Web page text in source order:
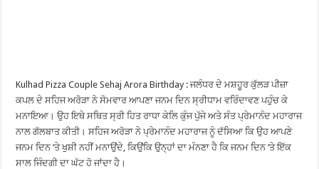
Kulhad Pizza Couple Sehaj Arora Birthday : ਜਲੰਧਰ ਦੇ ਮਸ਼ਹੂਰ ਕੁੱਲੜ ਪੀਜ਼ਾ
ਕਪਲ ਦੇ ਸਹਿਜ ਅਰੋੜਾ ਨੇ ਸੋਮਵਾਰ ਆਪਣਾ ਜਨਮ ਦਿਨ ਸ੍ਰੀਧਾਮ ਵਰਿੰਦਾਵਣ ਪਹੁੰਚ ਕੇ
ਮਨਾਇਆ। ਉਹ ਇਥੇ ਸਥਿਤ ਸ੍ਰੀ ਹਿਤ ਰਾਧਾ ਕੇਲਿ ਕੁੰਜ ਪੁੱਜੇ ਅਤੇ ਸੰਤ ਪ੍ਰੇਮਾਨੰਦ ਮਹਾਰਾਜ
ਨਾਲ ਗੱਲਬਾਤ ਕੀਤੀ। ਸਹਿਜ ਅਰੋੜਾ ਨੇ ਪ੍ਰੇਮਾਨੰਦ ਮਹਾਰਾਜ ਨੂੰ ਦੱਸਿਆ ਕਿ ਉਹ ਆਪਣੇ
ਜਨਮ ਦਿਨ ‘ਤੇ ਖੁਸ਼ੀ ਨਹੀਂ ਮਨਾਉਂਦੇ, ਕਿਉਂਕਿ ਉਨ੍ਹਾਂ ਦਾ ਮੰਨਣਾ ਹੈ ਕਿ ਜਨਮ ਦਿਨ ‘ਤੇ ਇੱਕ
ਸਾਲ ਜਿੰਦਗੀ ਦਾ ਘੱਟ ਹੋ ਜਾਂਦਾ ਹੈ।